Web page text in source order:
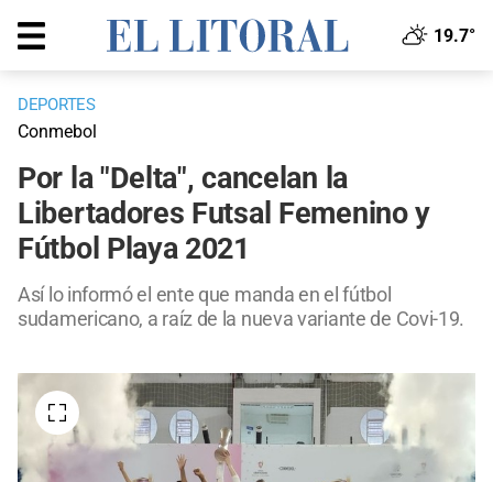
19.7°
DEPORTES
Conmebol
Por la "Delta", cancelan la
Libertadores Futsal Femenino y
Fútbol Playa 2021
Así lo informó el ente que manda en el fútbol
sudamericano, a raíz de la nueva variante de Covi-19.